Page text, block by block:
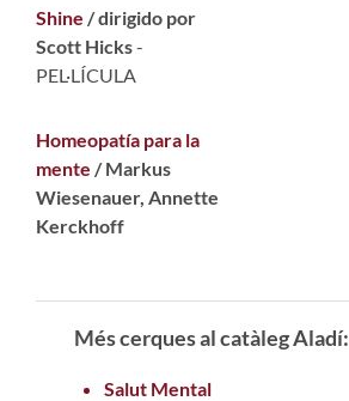
Shine / dirigido por
Scott Hicks-
PEL·LÍCULA
Homeopatía para la
mente / Markus
Wiesenauer, Annette
Kerckhoff
Més cerques al catàleg Aladí:
Salut Mental